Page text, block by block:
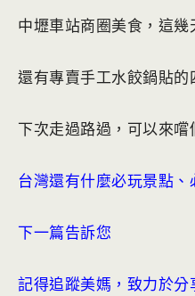
中壢車站商圈美食，這
還有專賣手工水餃鍋貼的
下次走過路過，可以來嚐
台灣還有什麼必玩景點、
下一篇告訴您
記得追蹤美媽，致力於